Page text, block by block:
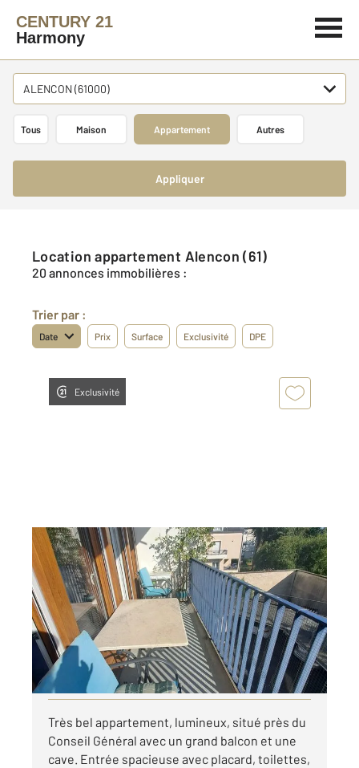
CENTURY 21
Harmony
ALENCON (61000)
Tous Maison Appartement Autres
Appliquer
Location appartement Alencon (61)
20 annonces immobilières :
Trier par :
Date Prix Surface Exclusivité DPE
Exclusivité
ALENCON 61
72,84 m2, 3 pièces
Ref : 3753
Appartement F3 à louer
775 €
par mois charges comprises
Visiter le site dédié
Très bel appartement, lumineux, situé près du
Conseil Général avec un grand balcon et une
cave. Entrée spacieuse avec placard, toilettes,